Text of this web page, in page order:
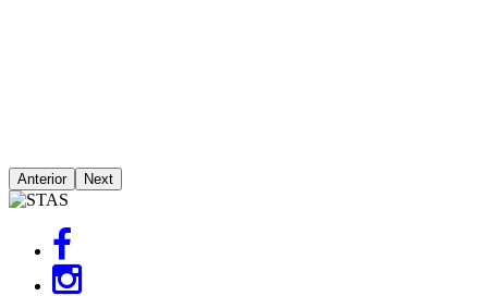
Anterior Next
Image